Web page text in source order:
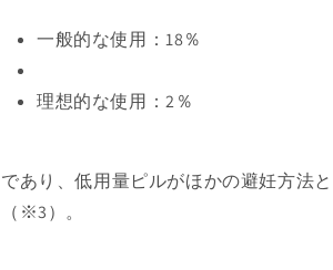
一般的な使用：18％
理想的な使用：2％
であり、低用量ピルがほかの避妊方法
（※3）。